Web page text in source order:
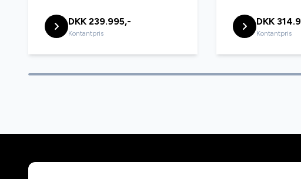
DKK 239.995,-
Kontantpris
DKK
Kontantpris